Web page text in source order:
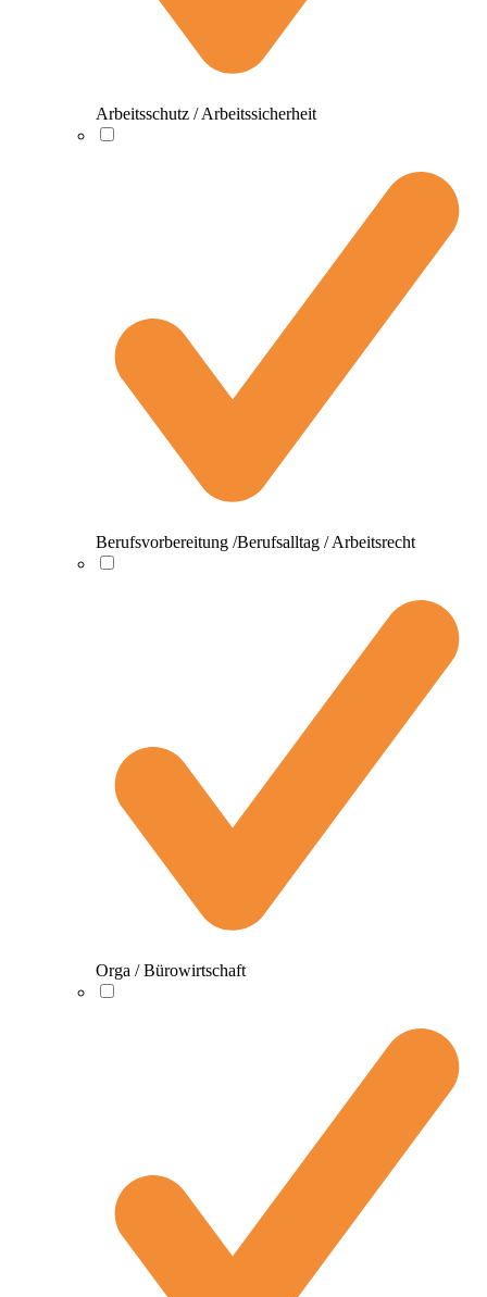
Arbeitsschutz / Arbeitssicherheit
Berufsvorbereitung /Berufsalltag / Arbeitsrecht
Orga / Bürowirtschaft